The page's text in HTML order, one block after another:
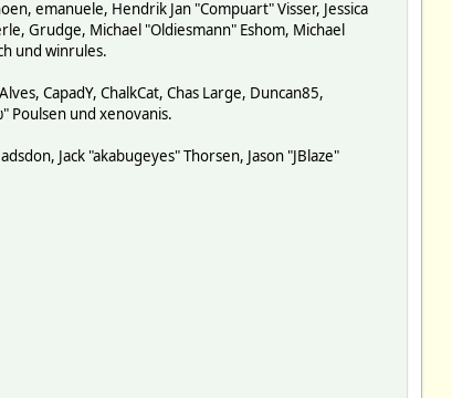
emanuele, Hendrik Jan "Compuart" Visser, Jessica
Grudge, Michael "Oldiesmann" Eshom, Michael
und winrules.
CapadY, ChalkCat, Chas Large, Duncan85,
Poulsen und xenovanis.
Jack "akabugeyes" Thorsen, Jason "JBlaze"